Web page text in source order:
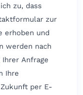
zu, dass
zur
erhoben und
werden nach
Anfrage
per E-